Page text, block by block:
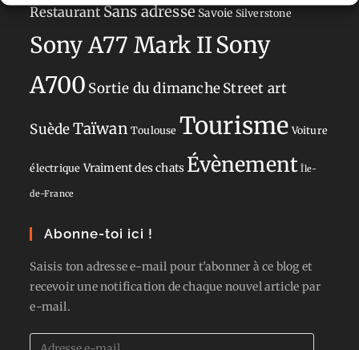
RestaurantSans adresse Savoie Silverstone
Sony A77 Mark IISony
A700 Sortie du dimancheStreet art
SuèdeTaïwan Toulouse Tourisme Voiture
électrique Vraiment des chats Évènement Île-
de-France
Abonne-toi ici !
Saisis ton adresse e-mail pour t'abonner à ce blog et
recevoir une notification de chaque nouvel article par
e-mail.
Adresse